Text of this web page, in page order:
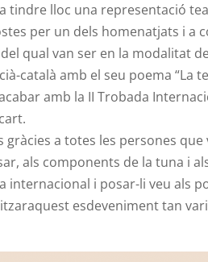
tindre lloc una representació
per un dels homenatjats i a
qual van ser en la modalitat
català amb el seu poema “La
amb la II Trobada
gràcies a totes les persones
als components de la tuna i
internacional i posar-li veu als
esdeveniment tan